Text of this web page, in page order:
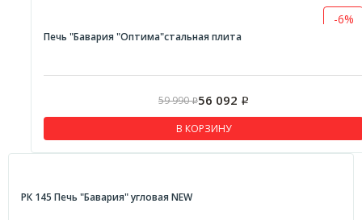
-6%
Печь "Бавария "Оптима"стальная плита
59 990Р56 092 Р
В КОРЗИНУ
РК 145 Печь "Бавария" угловая NEW